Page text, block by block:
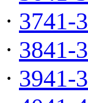
· 3741-
· 3841-
· 3941-